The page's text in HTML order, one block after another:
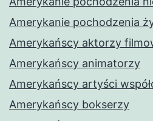
Amerykanie pochodzenia
Amerykańscy aktorzy
Amerykańscy animatorzy
Amerykańscy artyści
Amerykańscy bokserzy